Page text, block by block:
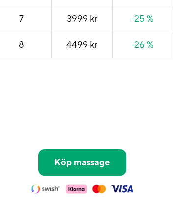
7 3999 kr -25 %
8 4499 kr -26 %
Köp massage